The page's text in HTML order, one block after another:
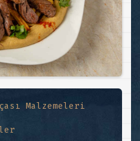
Malzemeleri